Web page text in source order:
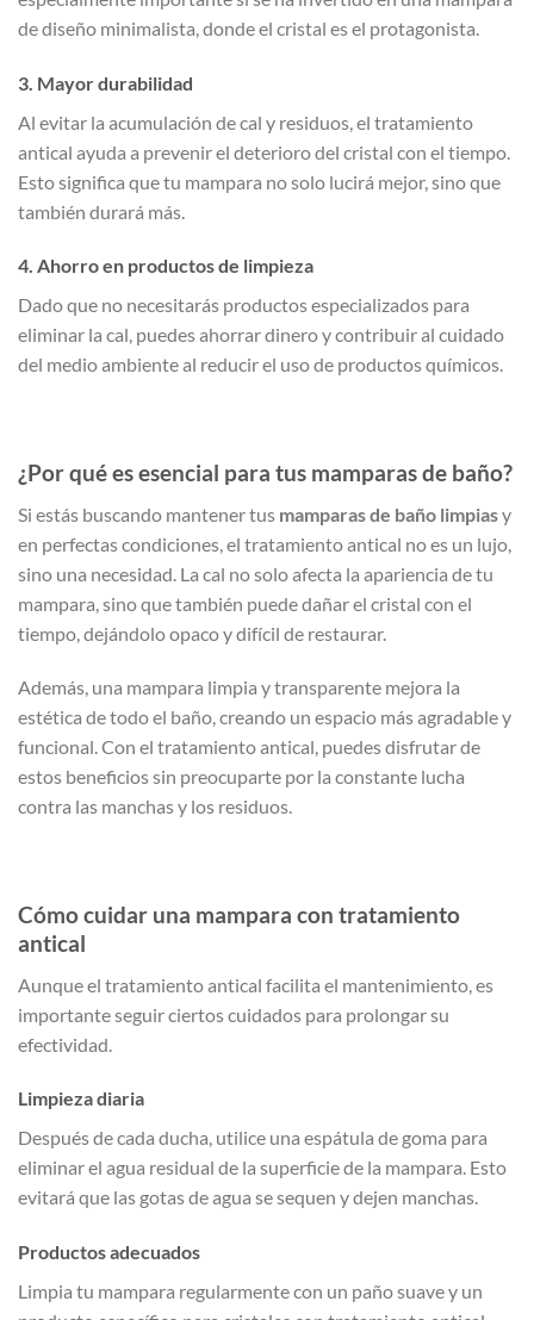
de diseño minimalista, donde el cristal es el protagonista.
3. Mayor durabilidad
Al evitar la acumulación de cal y residuos, el tratamiento
antical ayuda a prevenir el deterioro del cristal con el tiempo.
Esto significa que tu mampara no solo lucirá mejor, sino que
también durará más.
4. Ahorro en productos de limpieza
Dado que no necesitarás productos especializados para
eliminar la cal, puedes ahorrar dinero y contribuir al cuidado
del medio ambiente al reducir el uso de productos químicos.
¿Por qué es esencial para tus mamparas de baño?
Si estás buscando mantener tus mamparas de baño limpiasy
en perfectas condiciones, el tratamiento antical no es un lujo,
sino una necesidad. La cal no solo afecta la apariencia de tu
mampara, sino que también puede dañar el cristal con el
tiempo, dejándolo opaco y difícil de restaurar.
Además, una mampara limpia y transparente mejora la
estética de todo el baño, creando un espacio más agradable y
funcional. Con el tratamiento antical, puedes disfrutar de
estos beneficios sin preocuparte por la constante lucha
contra las manchas y los residuos.
Cómo cuidar una mampara con tratamiento
antical
Aunque el tratamiento antical facilita el mantenimiento, es
importante seguir ciertos cuidados para prolongar su
efectividad.
Limpieza diaria
Después de cada ducha, utilice una espátula de goma para
eliminar el agua residual de la superficie de la mampara. Esto
evitará que las gotas de agua se sequen y dejen manchas.
Productos adecuados
Limpia tu mampara regularmente con un paño suave y un